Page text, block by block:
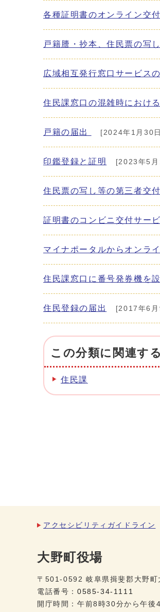
各種証明書のオンライン交
戸籍謄・抄本、住民票の写
広域相互発行窓口サービス
住民課窓口の混雑時におけ
戸籍の届出 [2024年1月30
印鑑登録と証明 [2023年5
住民票の写し等の第三者交
証明書のコンビニ交付サー
マイナポータルからオンラ
住民課窓口に番号発券機を
住民登録の届出 [2017年6月
この分類に関連す
住民課
アクセシビリティガイドライン
大野町役場
〒501-0592 岐阜県揖斐郡大野町
電話番号： 0585-34-1111
開庁時間：午前8時30分から午後